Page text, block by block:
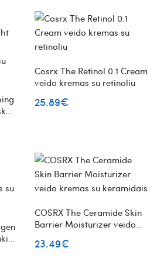
Cosrx The Retinol 0.1 Cream
veido kremas su retinoliu
25.89€
COSRX The Ceramide Skin
Barrier Moisturizer veido
23.49€